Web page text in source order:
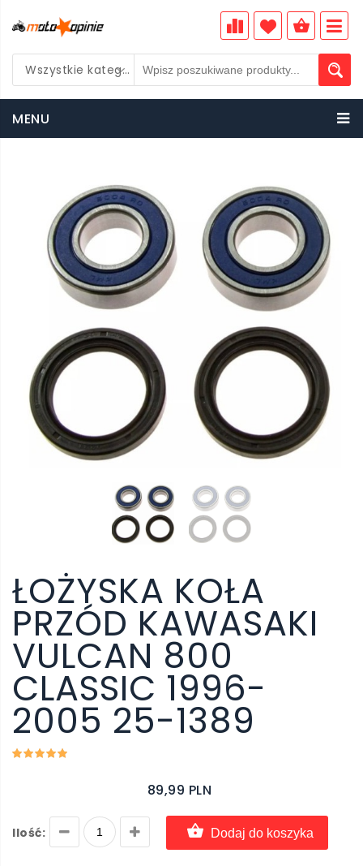
Wszystkie kategorie
MENU
ŁOŻYSKA KOŁA
PRZÓD KAWASAKI
VULCAN 800
CLASSIC 1996-
2005 25-1389
89,99 PLN
Ilość: Dodaj do koszyka